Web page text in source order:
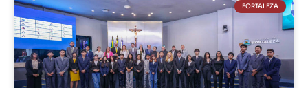
FORTALEZA